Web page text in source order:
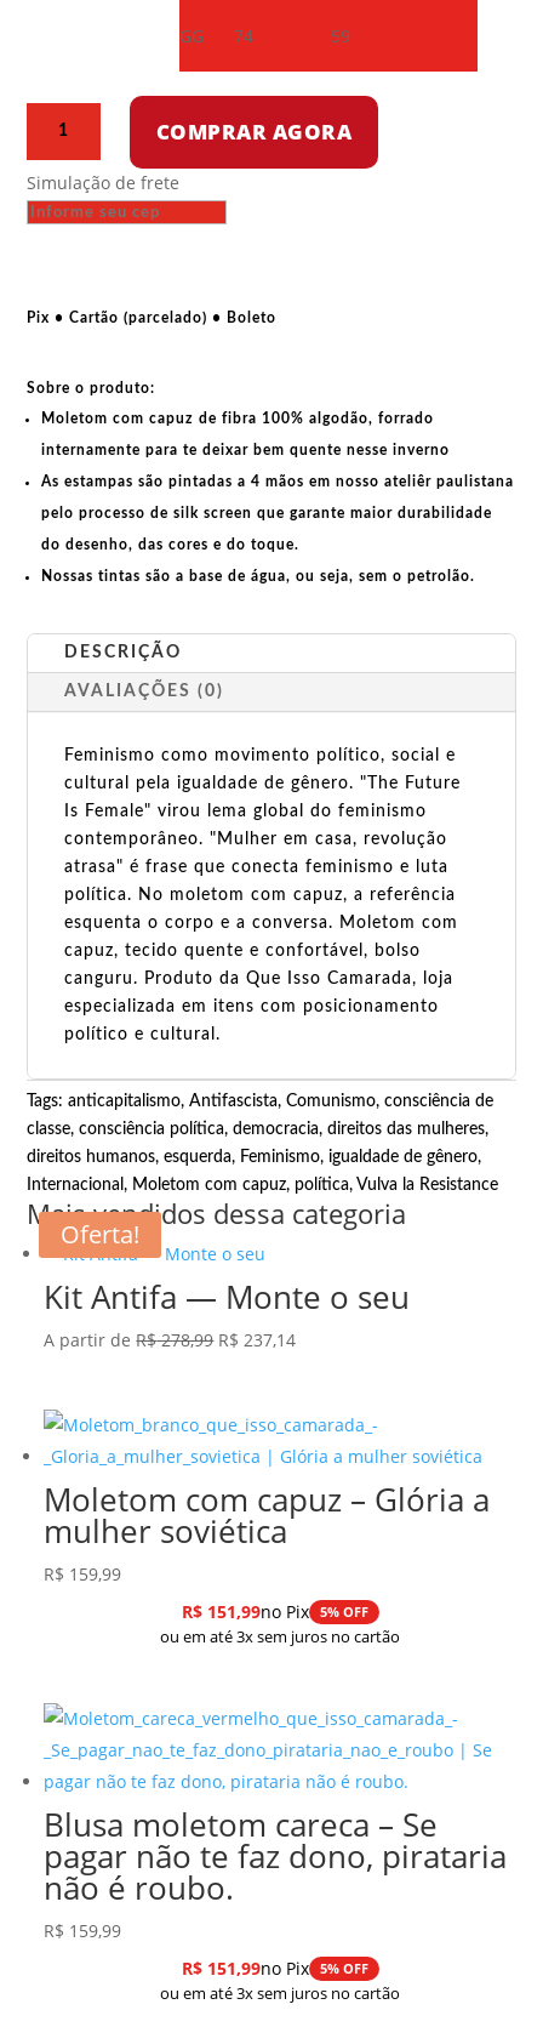
GG
74 59
-
Vulva
quantidade
COMPRAR AGORA
Simulação de frete
Pix • Cartão (parcelado) • Boleto
Sobre o produto:
Moletom com capuz de fibra 100% algodão, forrado
internamente para te deixar bem quente nesse inverno
As estampas são pintadas a 4 mãos em nosso ateliêr paulistana
pelo processo de silk screen que garante maior durabilidade
do desenho, das cores e do toque.
Nossas tintas são a base de água, ou seja, sem o petrolão.
DESCRIÇÃO
AVALIAÇÕES (0)
Feminismo como movimento político, social e
cultural pela igualdade de gênero. "The Future
Is Female" virou lema global do feminismo
contemporâneo. "Mulher em casa, revolução
atrasa" é frase que conecta feminismo e luta
política. No moletom com capuz, a referência
esquenta o corpo e a conversa. Moletom com
capuz, tecido quente e confortável, bolso
canguru. Produto da Que Isso Camarada, loja
especializada em itens com posicionamento
político e cultural.
Tags:anticapitalismo,Antifascista,Comunismo,consciência de
classe,consciência política,democracia,direitos das mulheres,
direitos humanos,esquerda, Feminismo,igualdade de gênero,
Internacional, Moletom com capuz, política,Vulva la Resistance
Mais vendidos dessa categoria
Oferta!
Kit Antifa — Monte o seu
A partir deR$278,99 O
era:
R$ 278,99.
R$ 237,14O
é:
R$ 237,14.
Moletom com capuz – Glória a
mulher soviética
R$ 159,99
R$151,99no Pix 5% OFF
ou em até 3x sem juros no cartão
Blusa moletom careca – Se
pagar não te faz dono, pirataria
não é roubo.
R$ 159,99
R$151,99no Pix 5% OFF
ou em até 3x sem juros no cartão